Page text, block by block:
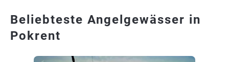
Beliebteste Angelgewässer in
Pokrent